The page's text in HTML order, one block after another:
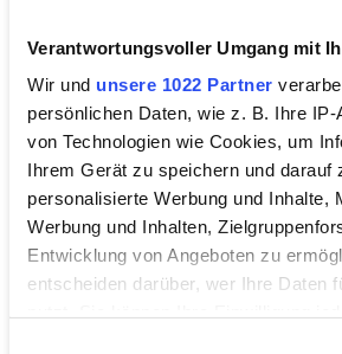
Verantwortungsvoller Umgang mit
Wir und unsere 1022 Partner
persönlichen Daten, wie z. B. Ihre
von Technologien wie Cookies, um
Ihrem Gerät zu speichern und darauf
personalisierte Werbung und Inhalte,
Werbung und Inhalten,
Entwicklung von Angeboten zu
entscheiden darüber, wer Ihre Daten
traditional Chinese and western
Gentle pressure on specific
relieves tension and eases back
in particular make use of the
health break directly on the Pier.
flying? Acupressure reduces stress
sense of well-being. A 20-30
to take full advantage of the
body, soul, and spirit.
It isn’t complicated: no prior
simply come into our massage
ready.